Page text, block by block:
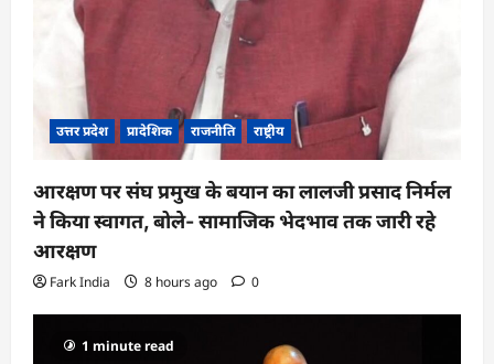
उत्तर प्रदेश प्रादेशिक राजनीति राष्ट्रीय
आरक्षण पर संघ प्रमुख के बयान का लालजी प्रसाद निर्मल
ने किया स्वागत, बोले- सामाजिक भेदभाव तक जारी रहे
आरक्षण
Fark India 8 hours ago 0
1 minute read